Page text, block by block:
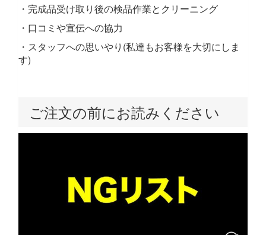
・完成品受け取り後の検品作業とクリーニング
・口コミや宣伝への協力
・スタッフへの思いやり(私達もお客様を大切にしま
す)
ご注文の前にお読みください